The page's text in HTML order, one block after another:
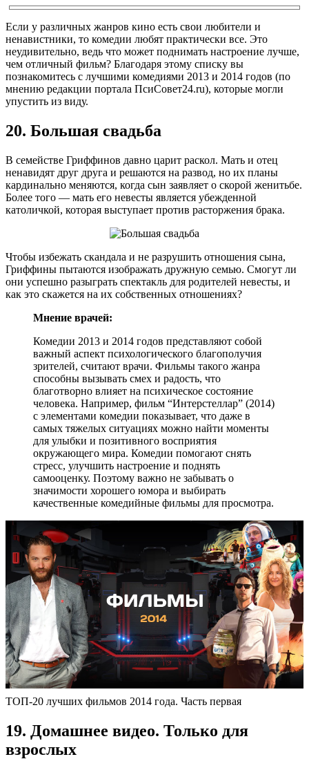
Если у различных жанров кино есть свои любители и
ненавистники, то комедии любят практически все. Это
неудивительно, ведь что может поднимать настроение лучше,
чем отличный фильм? Благодаря этому списку вы
познакомитесь с лучшими комедиями 2013 и 2014 годов (по
мнению редакции портала ПсиСовет24.ru), которые могли
упустить из виду.
20. Большая свадьба
В семействе Гриффинов давно царит раскол. Мать и отец
ненавидят друг друга и решаются на развод, но их планы
кардинально меняются, когда сын заявляет о скорой женитьбе.
Более того — мать его невесты является убежденной
католичкой, которая выступает против расторжения брака.
Чтобы избежать скандала и не разрушить отношения сына,
Гриффины пытаются изображать дружную семью. Смогут ли
они успешно разыграть спектакль для родителей невесты, и
как это скажется на их собственных отношениях?
Мнение врачей:
Комедии 2013 и 2014 годов представляют собой
важный аспект психологического благополучия
зрителей, считают врачи. Фильмы такого жанра
способны вызывать смех и радость, что
благотворно влияет на психическое состояние
человека. Например, фильм “Интерстеллар” (2014)
с элементами комедии показывает, что даже в
самых тяжелых ситуациях можно найти моменты
для улыбки и позитивного восприятия
окружающего мира. Комедии помогают снять
стресс, улучшить настроение и поднять
самооценку. Поэтому важно не забывать о
значимости хорошего юмора и выбирать
качественные комедийные фильмы для просмотра.
ТОП-20 лучших фильмов 2014 года. Часть первая
19. Домашнее видео. Только для
взрослых